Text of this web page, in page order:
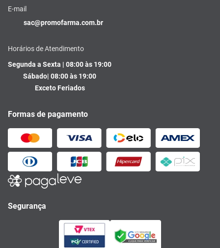
E-mail
sac@promofarma.com.br
Horários de Atendimento
Segunda a Sexta | 08:00 às 19:00
Sábado| 08:00 às 19:00
Exceto Feriados
Formas de pagamento
Segurança